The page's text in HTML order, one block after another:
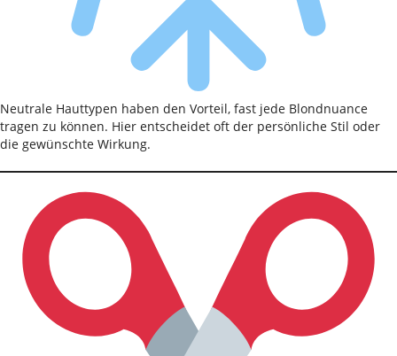
Neutrale Hauttypen haben den Vorteil, fast jede Blondnuance
tragen zu können. Hier entscheidet oft der persönliche Stil oder
die gewünschte Wirkung.